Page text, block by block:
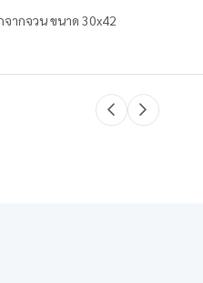
ากจวน ขนาด 30x42